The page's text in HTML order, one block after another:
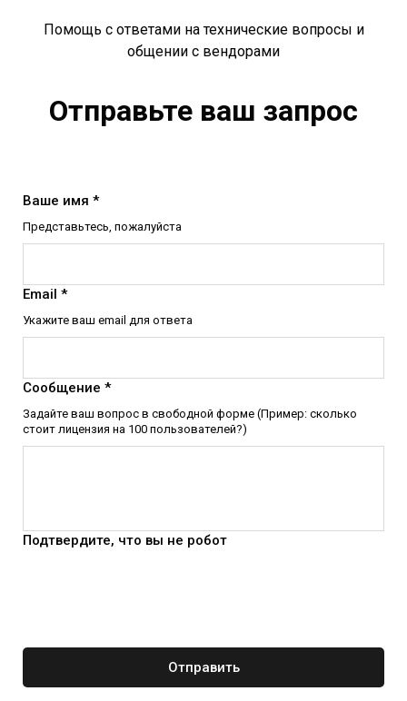
Помощь с ответами на технические вопросы и
общении с вендорами
Отправьте ваш запрос
Ваше имя *
Представьтесь, пожалуйста
Email *
Укажите ваш email для ответа
Сообщение *
Задайте ваш вопрос в свободной форме (Пример: сколько
стоит лицензия на 100 пользователей?)
Подтвердите, что вы не робот
Отправить